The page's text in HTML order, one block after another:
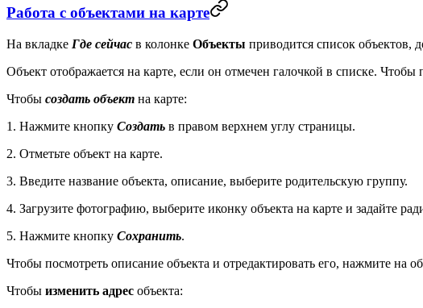
Работа с объектами на карте
На вкладке Где сейчас в колонке Объекты приводится список объектов,
Объект отображается на карте, если он отмечен галочкой в списке.
Чтобы создать объект на карте:
1. Нажмите кнопку Создать в правом верхнем углу страницы.
2. Отметьте объект на карте.
3. Введите название объекта, описание, выберите родительскую группу.
4. Загрузите фотографию, выберите иконку объекта на карте и задайте
5. Нажмите кнопку Сохранить.
Чтобы посмотреть описание объекта и отредактировать его, нажмите на
Чтобы изменить адрес объекта: